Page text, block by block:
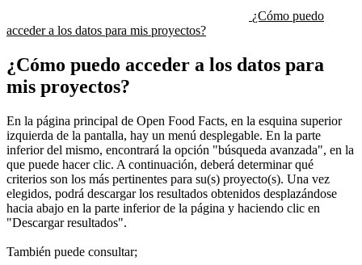
¿Cómo puedo
acceder a los datos para mis proyectos?
¿Cómo puedo acceder a los datos para
mis proyectos?
En la página principal de Open Food Facts, en la esquina superior
izquierda de la pantalla, hay un menú desplegable. En la parte
inferior del mismo, encontrará la opción "búsqueda avanzada", en la
que puede hacer clic. A continuación, deberá determinar qué
criterios son los más pertinentes para su(s) proyecto(s). Una vez
elegidos, podrá descargar los resultados obtenidos desplazándose
hacia abajo en la parte inferior de la página y haciendo clic en
"Descargar resultados".
También puede consultar;